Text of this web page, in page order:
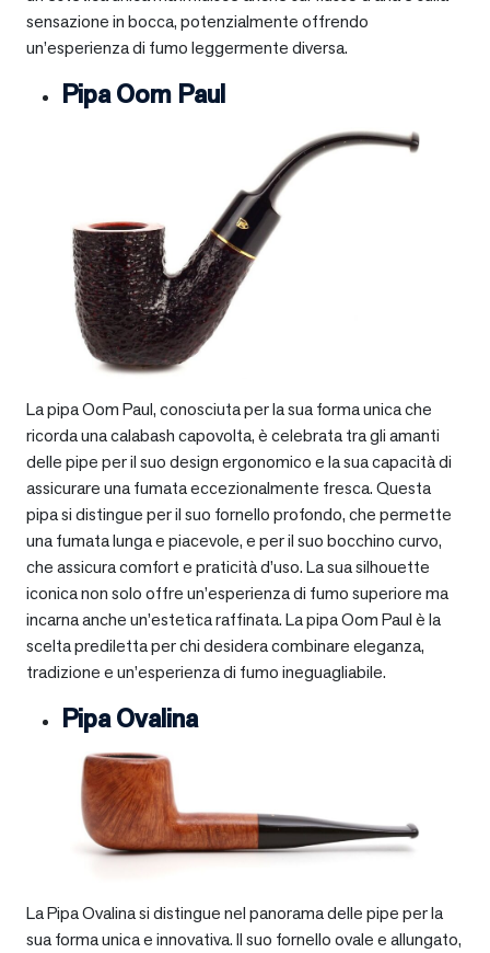
sensazione in bocca, potenzialmente offrendo
un’esperienza di fumo leggermente diversa.
Pipa Oom Paul
La pipa Oom Paul, conosciuta per la sua forma unica che
ricorda una calabash capovolta, è celebrata tra gli amanti
delle pipe per il suo design ergonomico e la sua capacità di
assicurare una fumata eccezionalmente fresca. Questa
pipa si distingue per il suo fornello profondo, che permette
una fumata lunga e piacevole, e per il suo bocchino curvo,
che assicura comfort e praticità d’uso. La sua silhouette
iconica non solo offre un’esperienza di fumo superiore ma
incarna anche un’estetica raffinata. La pipa Oom Paul è la
scelta prediletta per chi desidera combinare eleganza,
tradizione e un’esperienza di fumo ineguagliabile.
Pipa Ovalina
La Pipa Ovalina si distingue nel panorama delle pipe per la
sua forma unica e innovativa. Il suo fornello ovale e allungato,